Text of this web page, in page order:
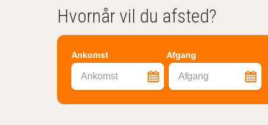
Hvornår vil du afsted?
Ankomst Afgang
Ankomst Afgang